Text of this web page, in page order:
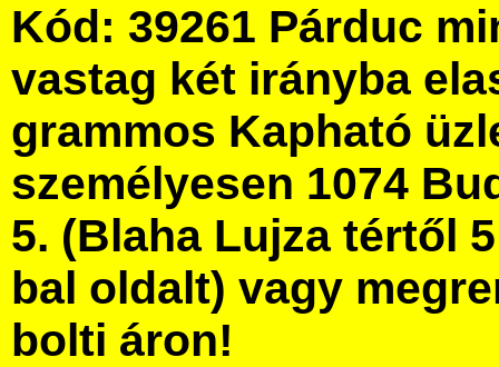
Kód: 39261 Párduc
vastag két irányba
grammos Kapható
személyesen 1074
5. (Blaha Lujza tértől
bal oldalt) vagy
bolti áron!